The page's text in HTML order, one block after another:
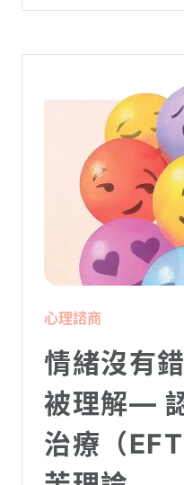
心理諮商
情緒沒有
被理解—
治療（